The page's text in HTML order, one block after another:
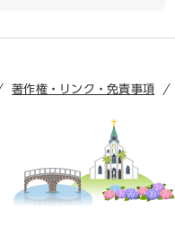
著作権・リンク・免責事項